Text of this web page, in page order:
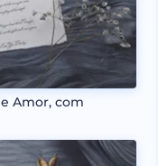
Amor, com